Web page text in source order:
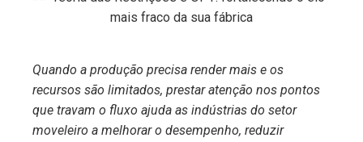
Quando a produção precisa render mais e os
recursos são limitados, prestar atenção nos pontos
que travam o fluxo ajuda as indústrias do setor
moveleiro a melhorar o desempenho, reduzir